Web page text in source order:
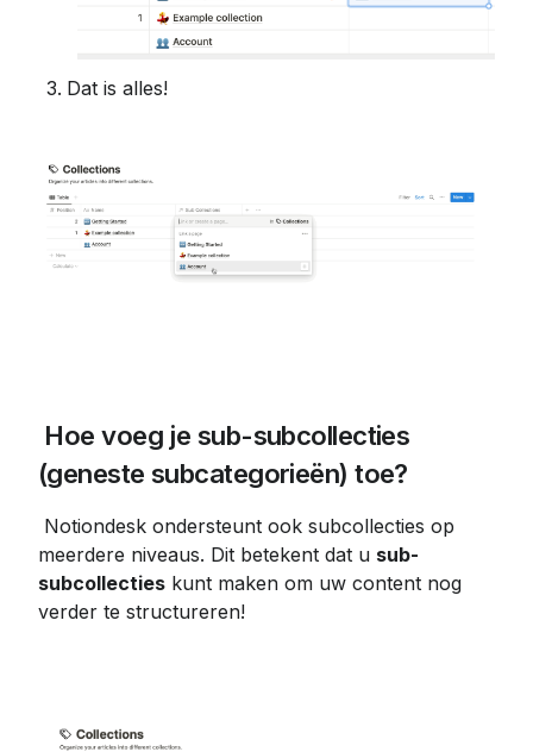
Dat is alles!
Hoe voeg je sub-subcollecties
(geneste subcategorieën) toe?
meerdere niveaus. Dit betekent dat u sub-
subcollecties kunt maken om uw content nog
verder te structureren!